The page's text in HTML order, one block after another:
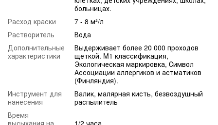
больницах.
Расход краски
7 - 8 м²/л
Растворитель
Вода
Дополнительные
характеристики
Выдерживает более 20 000 проходов
щеткой. M1 классификация,
Экологическая маркировка, Символ
Ассоциации аллергиков и астматиков
(Финляндия).
Инструмент для
нанесения
Валик, малярная кисть, безвоздушный
распылитель
Время
высыхания на
1/2 часа